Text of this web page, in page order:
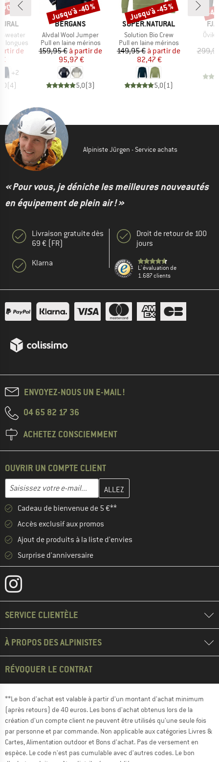
longues
réduit
de
+2
(4)
%
MARQUE
BERGANS
Article
Alvdal Wool Jumper
Product group
Pull en laine mérinos
Prix
159,95 € Prix réduit
à partir de
95,97 €
5,0(3)
Remise
Jusqu'à -40 %
MARQUE
SUPER.NATURAL
Article
Solution Bio Crew
Product group
Pull en laine mérinos
Prix
149,95 € Prix réduit
à partir de
82,47 €
5,0(1)
Remise
Jusqu'à -45 %
Övik
-
Alpiniste Jürgen - Service achats
« Pour vous, je déniche les meilleures nouveautés
en équipement de plein air ! »
Livraison gratuite dès
69 € (FR)
Klarna
Droit de retour de 100
jours
L' évaluation de
1.687 clients
ENVOYEZ-NOUS UN E-MAIL !
04 65 82 17 36
ACHETEZ CONSCIEMMENT
OUVRIR UN COMPTE CLIENT
Adresse e-mail
Entrez votre adresse e-mail ici et créez votre compte client à la
Cadeau de bienvenue de 5 €**
Accès exclusif aux promos
Ajout de produits à la liste d'envies
Surprise d'anniversaire
SERVICE CLIENTÈLE
À PROPOS DES ALPINISTES
RÉVOQUER LE CONTRAT
**Le bon d'achat est valable à partir d'un montant d'achat minimum
(après retours) de 40 euros. Les bons d'achat obtenus lors de la
création d'un compte client ne peuvent être utilisés qu'une seule fois
par personne et par commande. Non applicable aux catégories Livres &
Cartes, Alimentation outdoor et Bons d'achat. Pas de versement en
espèce. Le code n'est pas cumulable avec d'autres codes. Le bon